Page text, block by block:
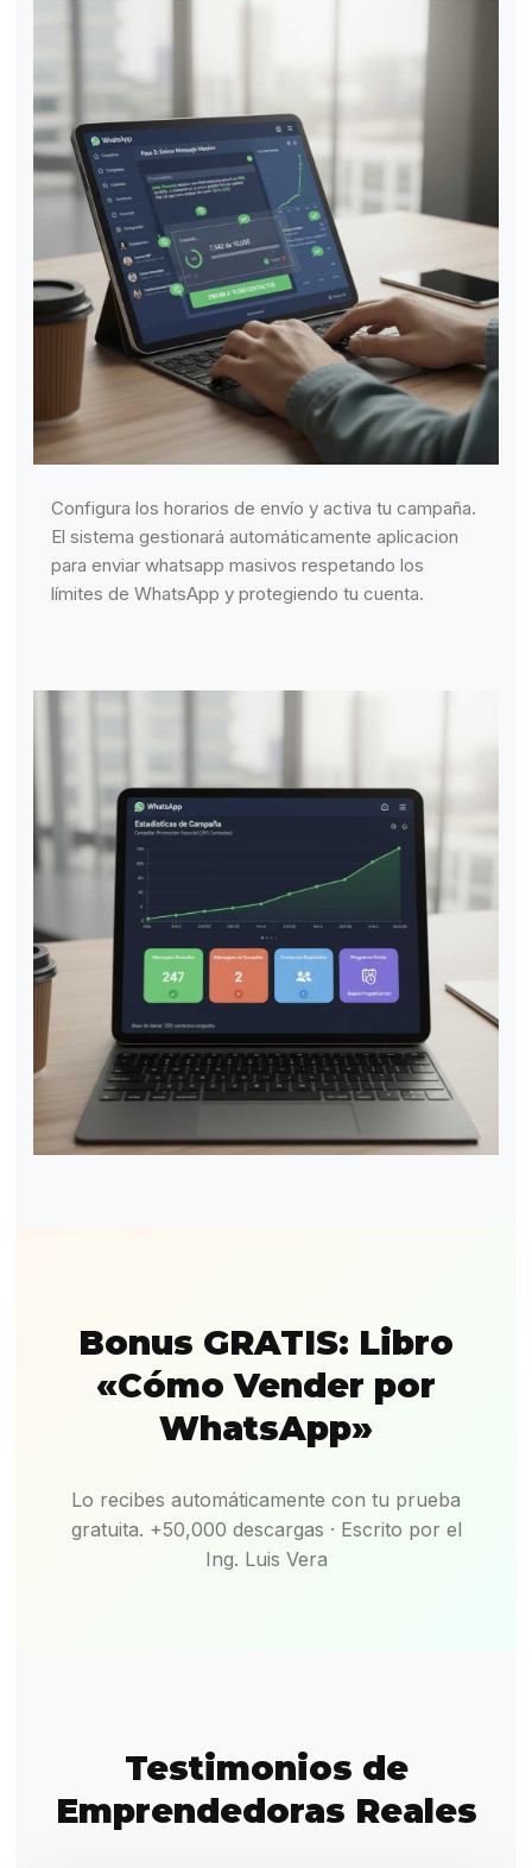
Configura los horarios de envío y activa tu campaña.
El sistema gestionará automáticamente aplicacion
para enviar whatsapp masivos respetando los
límites de WhatsApp y protegiendo tu cuenta.
Bonus GRATIS: Libro
«Cómo Vender por
WhatsApp»
Lo recibes automáticamente con tu prueba
gratuita. +50,000 descargas · Escrito por el
Ing. Luis Vera
Testimonios de
Emprendedoras Reales